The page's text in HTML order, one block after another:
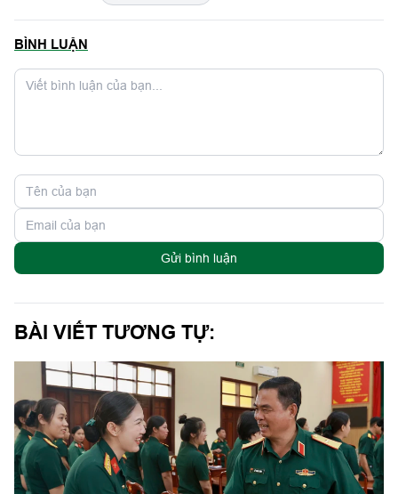
BÌNH LUẬN
Gửi bình luận
BÀI VIẾT TƯƠNG TỰ: